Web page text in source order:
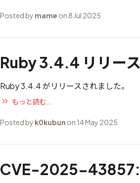
Posted by mame on 8 Jul 2025
Ruby 3.4.4 リリース
Ruby 3.4.4 がリリースされました。
もっと読む...
Posted by k0kubun on 14 May 2025
CVE-2025-43857: